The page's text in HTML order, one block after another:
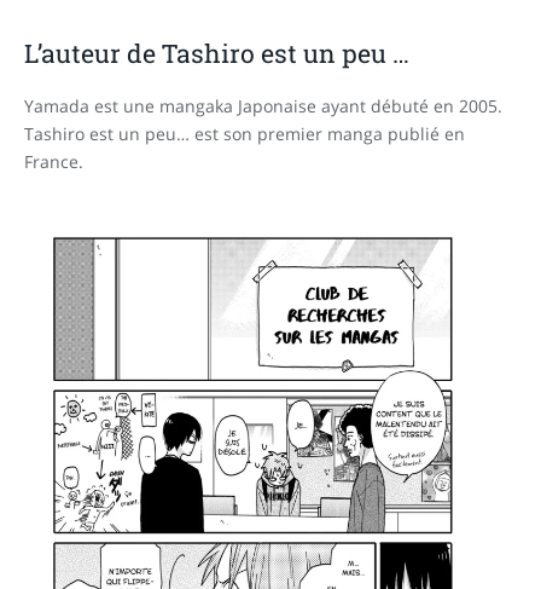
L’auteur de Tashiro est un peu …
Yamada est une mangaka Japonaise ayant débuté en 2005.
Tashiro est un peu… est son premier manga publié en
France.